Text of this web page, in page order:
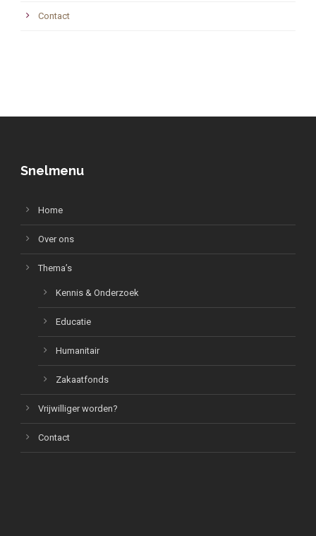
Contact
Snelmenu
Home
Over ons
Thema’s
Kennis & Onderzoek
Educatie
Humanitair
Zakaatfonds
Vrijwilliger worden?
Contact